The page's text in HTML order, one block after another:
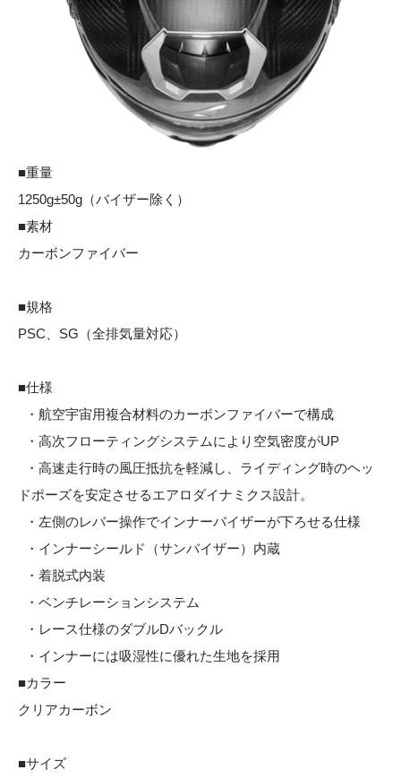
■重量
1250g±50g（バイザー除く）
■素材
カーボンファイバー
■規格
PSC、SG（全排気量対応）
■仕様
・航空宇宙用複合材料のカーボンファイバーで構成
・高次フローティングシステムにより空気密度がUP
・高速走行時の風圧抵抗を軽減し、ライディング時のヘッ
ドポーズを安定させるエアロダイナミクス設計。
・左側のレバー操作でインナーバイザーが下ろせる仕様
・インナーシールド（サンバイザー）内蔵
・着脱式内装
・ベンチレーションシステム
・レース仕様のダブルDバックル
・インナーには吸湿性に優れた生地を採用
■カラー
クリアカーボン
■サイズ